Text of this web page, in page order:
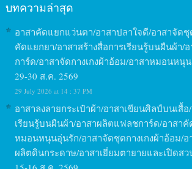
บทความล่าสุด
อาสาคัดแยกแว่นตา/อาสาปลาใจดี/อาสาจัด
คัดแยกยา/อาสาสร้างสื่อการเรียนรู้บนผืนผ้า/
การ์ด/อาสาจัดกางเกงผ้าอ้อม/อาสาหมอนหนุ
29-30 ส.ค. 2569
29 July 2026 at 14 : 37 PM
อาสาลงลายกระเป๋าผ้า/อาสาเขียนศิลป์บนเสื้อ
เรียนรู้บนผืนผ้า/อาสาผลิตแฟลชการ์ด/อาสา
หมอนหนุนอุ่นรัก/อาสาจัดชุดกางเกงผ้าอ้อม/อ
ผลิตดินกระดาษ/อาสาเยี่ยมตายายและเปิดสว